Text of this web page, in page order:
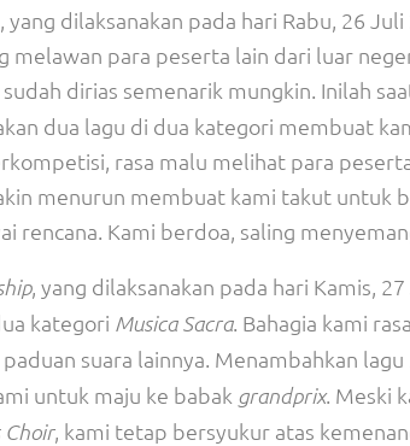
yang dilaksanakan pada hari Rabu, 26
melawan para peserta lain dari luar
dirias semenarik mungkin. Inilah
dua lagu di dua kategori membuat
rasa malu melihat para
menurun membuat kami takut untuk
rencana. Kami berdoa, saling
, yang dilaksanakan pada hari Kamis,
kategori Musica Sacra. Bahagia kami
suara lainnya. Menambahkan lagu
untuk maju ke babak grandprix. Meski
Choir, kami tetap bersyukur atas